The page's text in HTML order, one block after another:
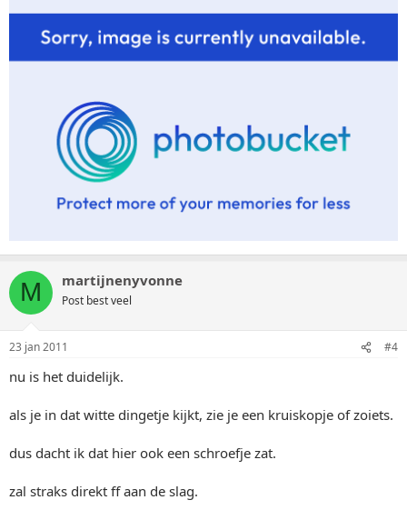
M martijnenyvonne
Post best veel
23 jan 2011 #4
nu is het duidelijk.
als je in dat witte dingetje kijkt, zie je een kruiskopje of zoiets.
dus dacht ik dat hier ook een schroefje zat.
zal straks direkt ff aan de slag.